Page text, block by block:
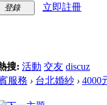
登錄
立即註冊
搜: 活動 交友 discuz
服務 › 台北婚紗 › 4000